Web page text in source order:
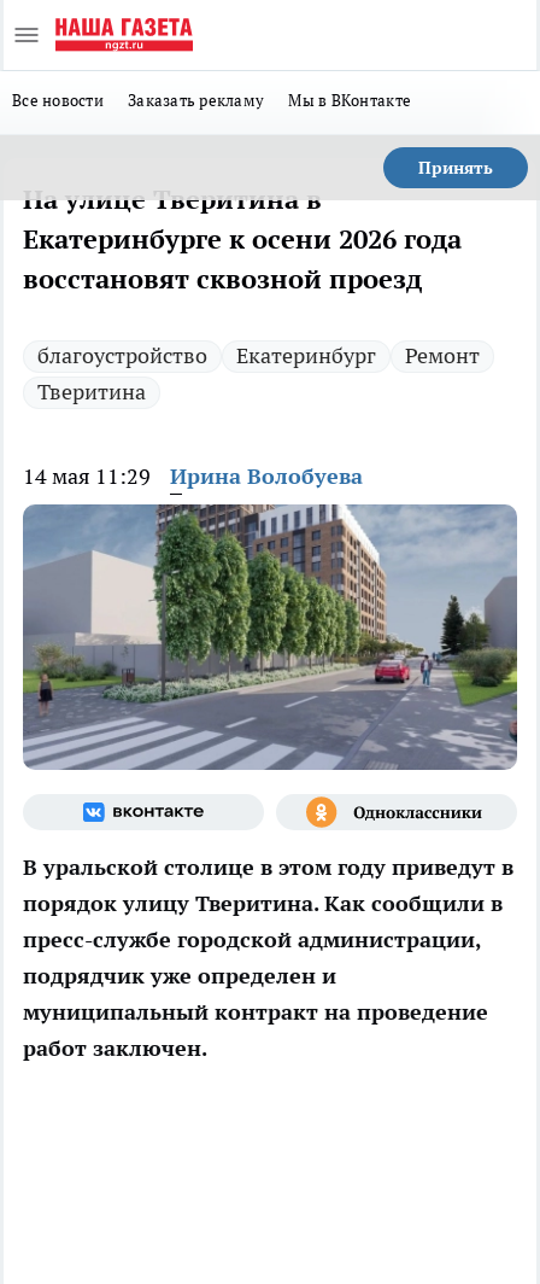
Все новости Заказать рекламу Мы в ВКонтакте
Принять
На улице Тверитина в
Екатеринбурге к осени 2026 года
восстановят сквозной проезд
благоустройство Екатеринбург
Ремонт
Тверитина
14 мая 11:29 Ирина Волобуева
В уральской столице в этом году приведут в
порядок улицу Тверитина. Как сообщили в
пресс-службе городской администрации,
подрядчик уже определен и
муниципальный контракт на проведение
работ заключен.